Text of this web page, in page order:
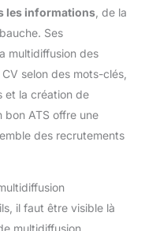
les informations , de la
Ses
multidiffusion des
selon des mots-clés,
et la création de
bon ATS offre une
des recrutements
il faut être visible là
multidiffusion